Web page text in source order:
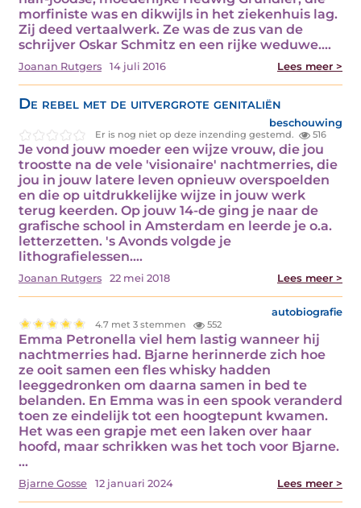
morfiniste was en dikwijls in het ziekenhuis lag.
Zij deed vertaalwerk. Ze was de zus van de
schrijver Oskar Schmitz en een rijke weduwe.…
Joanan Rutgers 14 juli 2016 Lees meer >
De rebel met de uitvergrote genitaliën
beschouwing
Er is nog niet op deze inzending gestemd. 516
Je vond jouw moeder een wijze vrouw, die jou
troostte na de vele 'visionaire' nachtmerries, die
jou in jouw latere leven opnieuw overspoelden
en die op uitdrukkelijke wijze in jouw werk
terug keerden. Op jouw 14-de ging je naar de
grafische school in Amsterdam en leerde je o.a.
letterzetten. 's Avonds volgde je
lithografielessen.…
Joanan Rutgers 22 mei 2018 Lees meer >
autobiografie
4.7 met 3 stemmen 552
Emma Petronella viel hem lastig wanneer hij
nachtmerries had. Bjarne herinnerde zich hoe
ze ooit samen een fles whisky hadden
leeggedronken om daarna samen in bed te
belanden. En Emma was in een spook veranderd
toen ze eindelijk tot een hoogtepunt kwamen.
Het was een grapje met een laken over haar
hoofd, maar schrikken was het toch voor Bjarne.
…
Bjarne Gosse 12 januari 2024 Lees meer >